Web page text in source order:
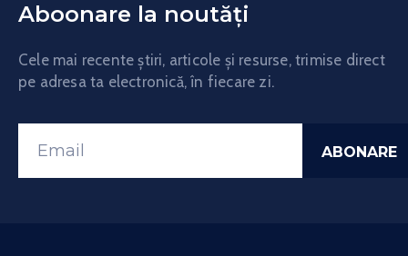
Aboonare la noutăți
Cele mai recente știri, articole și resurse, trimise direct
pe adresa ta electronică, în fiecare zi.